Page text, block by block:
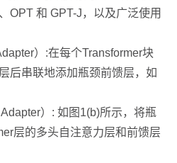
OPT 和 GPT-J，以及广泛使用
）:在每个Transformer块
后串联地添加瓶颈前馈层，如
）: 如图1(b)所示，将瓶
层的多头自注意力层和前馈层